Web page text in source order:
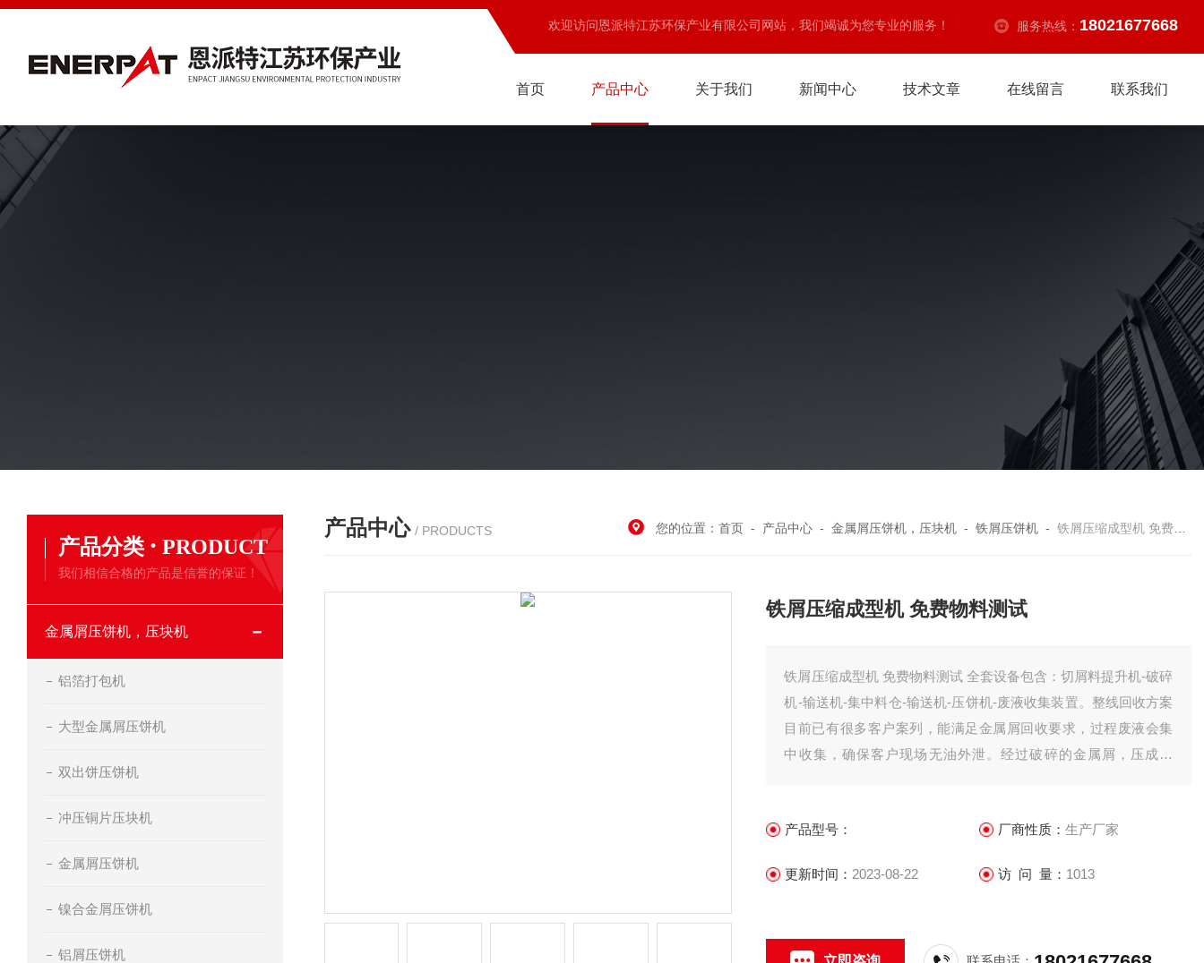
欢迎访问恩派特江苏环保产业有限公司网站，我们竭诚为您专业的服务！ 服务热线： 18021677668
首页 产品中心 关于我们 新闻中心 技术文章 在线留言 联系我们
产品分类 · PRODUCT
我们相信合格的产品是信誉的保证！
金属屑压饼机，压块机
铝箔打包机
大型金属屑压饼机
双出饼压饼机
冲压铜片压块机
金属屑压饼机
镍合金屑压饼机
铝屑压饼机
产品中心 / PRODUCTS 您的位置：首页 - 产品中心 -金属屑压饼机，压块机 -铁屑压饼机 -铁屑压缩成型机 免费物料测试
铁屑压缩成型机 免费物料测试
铁屑压缩成型机 免费物料测试 全套设备包含：切屑料提升机-破碎
机-输送机-集中料仓-输送机-压饼机-废液收集装置。整线回收方案
目前已有很多客户案列，能满足金属屑回收要求，过程废液会集
中收集，确保客户现场无油外泄。经过破碎的金属屑，压成饼
产品型号： 厂商性质： 生产厂家
更新时间： 2023-08-22 访 问 量： 1013